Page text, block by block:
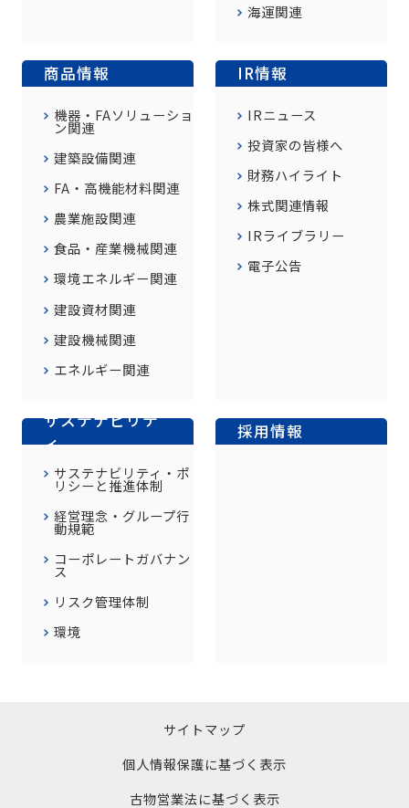
海運関連
商品情報
機器・FAソリューショ
ン関連
建築設備関連
FA・高機能材料関連
農業施設関連
食品・産業機械関連
環境エネルギー関連
建設資材関連
建設機械関連
エネルギー関連
IR情報
IRニュース
投資家の皆様へ
財務ハイライト
株式関連情報
IRライブラリー
電子公告
サステナビリテ
ィ
サステナビリティ・ポ
リシーと推進体制
経営理念・グループ行
動規範
コーポレートガバナン
ス
リスク管理体制
環境
採用情報
サイトマップ
個人情報保護に基づく表示
古物営業法に基づく表示